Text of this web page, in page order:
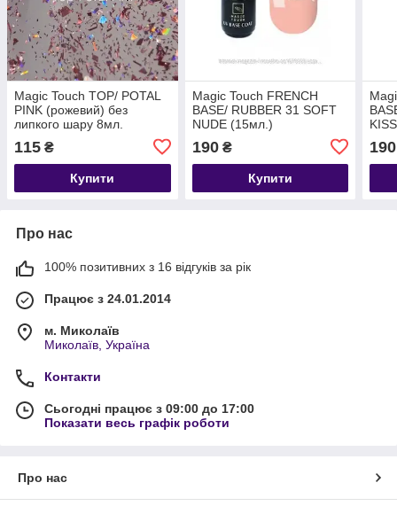
Magic Touch TOP/ POTAL
PINK (рожевий) без
липкого шару 8мл.
115 ₴
Купити
Magic Touch FRENCH
BASE/ RUBBER 31 SOFT
NUDE (15мл.)
190₴
Купити
190
Про нас
100% позитивних з 16 відгуків за рік
Працює з 24.01.2014
м. Миколаїв
Миколаїв, Україна
Контакти
Сьогодні працює з 09:00 до 17:00
Показати весь графік роботи
Про нас